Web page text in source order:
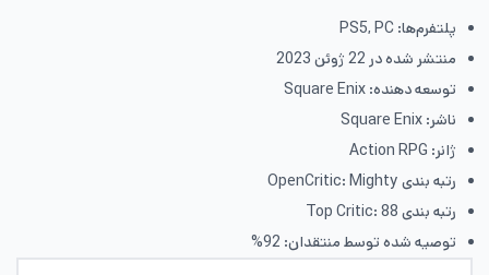
پلتفرم‌ها: PS5, PC
منتشر شده در 22 ژوئن 2023
توسعه دهنده: Square Enix
ناشر: Square Enix
ژانر: Action RPG
رتبه بندی OpenCritic: Mighty
رتبه بندی Top Critic: 88
توصیه شده توسط منتقدان: 92%